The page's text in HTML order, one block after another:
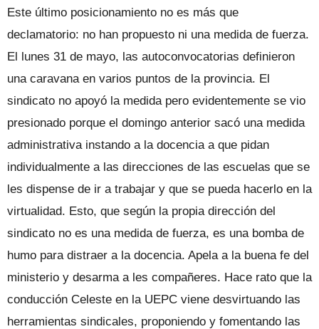
Este último posicionamiento no es más que
declamatorio: no han propuesto ni una medida de fuerza.
El lunes 31 de mayo, las autoconvocatorias definieron
una caravana en varios puntos de la provincia. El
sindicato no apoyó la medida pero evidentemente se vio
presionado porque el domingo anterior sacó una medida
administrativa instando a la docencia a que pidan
individualmente a las direcciones de las escuelas que se
les dispense de ir a trabajar y que se pueda hacerlo en la
virtualidad. Esto, que según la propia dirección del
sindicato no es una medida de fuerza, es una bomba de
humo para distraer a la docencia. Apela a la buena fe del
ministerio y desarma a les compañeres. Hace rato que la
conducción Celeste en la UEPC viene desvirtuando las
herramientas sindicales, proponiendo y fomentando las